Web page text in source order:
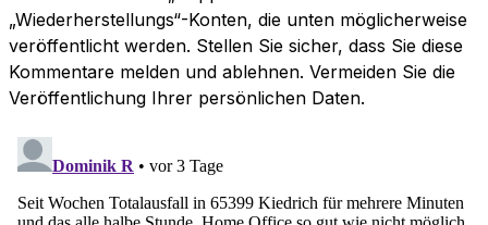
„Wiederherstellungs“-Konten, die unten möglicherweise
veröffentlicht werden. Stellen Sie sicher, dass Sie diese
Kommentare melden und ablehnen. Vermeiden Sie die
Veröffentlichung Ihrer persönlichen Daten.